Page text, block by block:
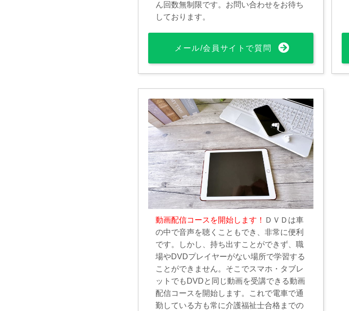
ん回数無制限です。お問い合わせをお待ち
しております。
メール/会員サイトで質問
動画配信コースを開始します！ ＤＶＤは車
の中で音声を聴くこともでき、非常に便利
です。しかし、持ち出すことができず、職
場やDVDプレイヤーがない場所で学習する
ことができません。そこでスマホ・タブレ
ットでもDVDと同じ動画を受講できる動画
配信コースを開始します。これで電車で通
勤している方も常に介護福祉士合格までの